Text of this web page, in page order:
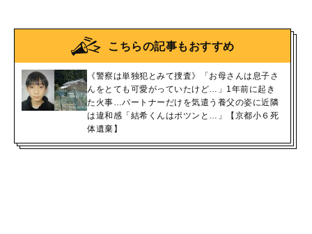
こちらの記事もおすすめ
《警察は単独犯とみて捜査》「お母さんは息子さ
んをとても可愛がっていたけど…」1年前に起き
た火事…パートナーだけを気遣う養父の姿に近隣
は違和感「結希くんはポツンと…」【京都小６死
体遺棄】